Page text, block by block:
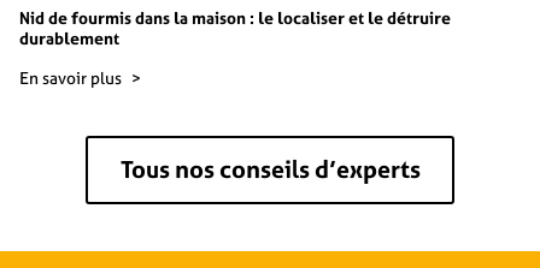
Nid de fourmis dans la maison : le localiser et le détruire
durablement
En savoir plus
Tous nos conseils d’experts